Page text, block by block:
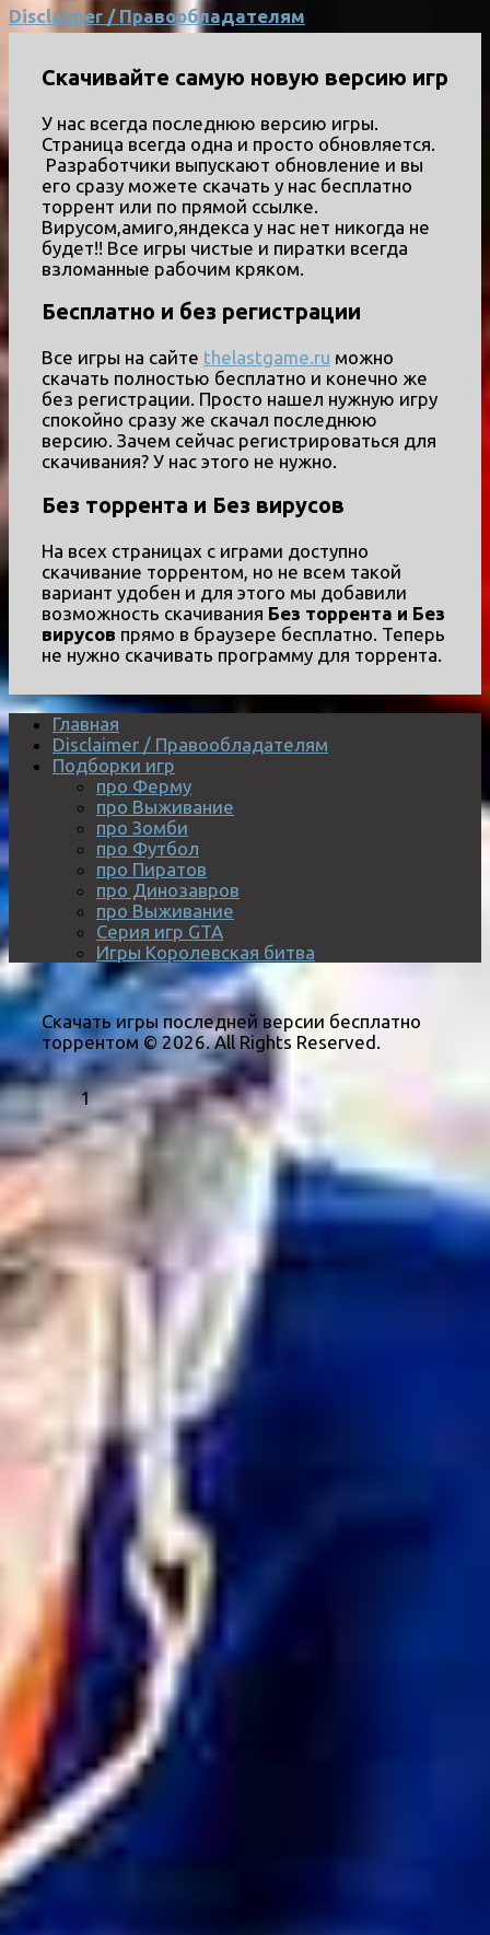
Disclaimer / Правообладателям
Скачивайте самую новую версию игр
У нас всегда последнюю версию игры.
Страница всегда одна и просто обновляется.
Разработчики выпускают обновление и вы
его сразу можете скачать у нас бесплатно
торрент или по прямой ссылке.
Вирусом,амиго,яндекса у нас нет никогда не
будет!! Все игры чистые и пиратки всегда
взломанные рабочим кряком.
Бесплатно и без регистрации
Все игры на сайте thelastgame.ru можно
скачать полностью бесплатно и конечно же
без регистрации. Просто нашел нужную игру
спокойно сразу же скачал последнюю
версию. Зачем сейчас регистрироваться для
скачивания? У нас этого не нужно.
Без торрента и Без вирусов
На всех страницах с играми доступно
скачивание торрентом, но не всем такой
вариант удобен и для этого мы добавили
возможность скачивания Без торрента и Без
вирусов прямо в браузере бесплатно. Теперь
не нужно скачивать программу для торрента.
Главная
Disclaimer / Правообладателям
Подборки игр
про Ферму
про Выживание
про Зомби
про Футбол
про Пиратов
про Динозавров
про Выживание
Серия игр GTA
Игры Королевская битва
Скачать игры последней версии бесплатно
торрентом © 2026. All Rights Reserved.
1